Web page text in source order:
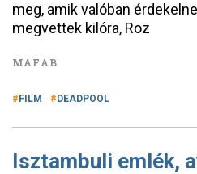
meg, amik valóban
megvettek kilóra, Roz
MAFAB
FILM DEADPOOL
Isztambuli emlék,